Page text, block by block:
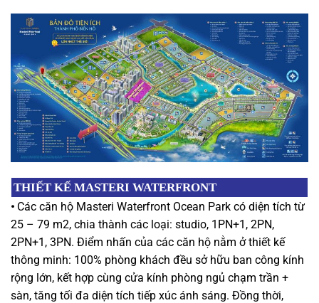
THIẾT KẾ MASTERI WATERFRONT
• Các căn hộ Masteri Waterfront Ocean Park có diện tích từ
25 – 79 m2, chia thành các loại: studio, 1PN+1, 2PN,
2PN+1, 3PN. Điểm nhấn của các căn hộ nằm ở thiết kế
thông minh: 100% phòng khách đều sở hữu ban công kính
rộng lớn, kết hợp cùng cửa kính phòng ngủ chạm trần +
sàn, tăng tối đa diện tích tiếp xúc ánh sáng. Đồng thời,